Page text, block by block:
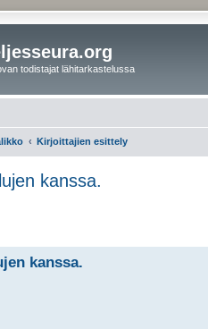
todistajat lähitarkastelussa
Kirjoittajien esittely
kanssa.
kanssa.